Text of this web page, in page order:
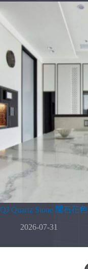
QJ Quartz Stone 闊石花色
2026-07-31